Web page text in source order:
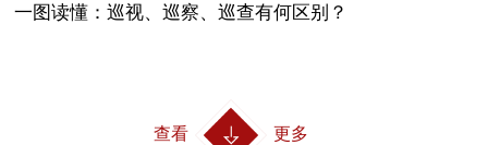
一图读懂：巡视、巡察、巡查有何区别？
查看 更多